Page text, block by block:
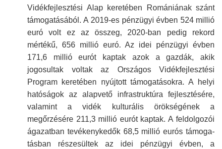
Vidék­fejlesztési Alap keretében Romániának szánt
támoga­tásából. A 2019-es pénzügyi évben 524 millió
euró volt ez az összeg, 2020-ban pedig rekord
mértékű, 656 millió euró. Az idei pénzügyi évben
171,6 millió eurót kaptak azok a gazdák, akik
jogosultak voltak az Országos Vidékfejlesztési
Program keretében nyújtott támoga­tásokra. A helyi
hatóságok az alapvető infra­struktúra fejlesztésére,
valamint a vidék kulturális örökségének a
megőrzésére 211,3 millió eurót kaptak. A fel­dolgozói
ágazatban tevékeny­kedők 68,5 millió eurós támoga­
tásban részesültek az idei pénzügyi évben, a